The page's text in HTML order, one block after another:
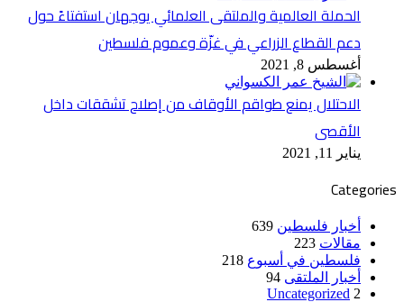
الحملة العالمية والملتقى العلمائي يوجهان استفتاءً حول
دعم القطاع الزراعي في غزّة وعموم فلسطين
أغسطس 8, 2021
الاحتلال يمنع طواقم الأوقاف من إصلاح تشققات داخل
الأقصى
يناير 11, 2021
Categories
أخبار فلسطين 639
مقالات 223
فلسطين في أسبوع 218
أخبار الملتقى 94
Uncategorized 2